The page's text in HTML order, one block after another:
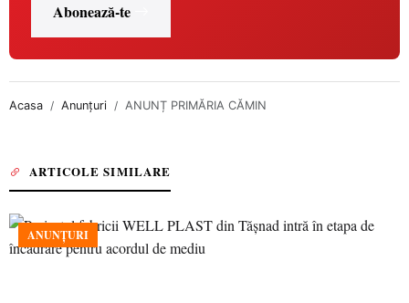
Abonează-te
Acasa Anunțuri ANUNȚ PRIMĂRIA CĂMIN
ARTICOLE SIMILARE
ANUNȚURI